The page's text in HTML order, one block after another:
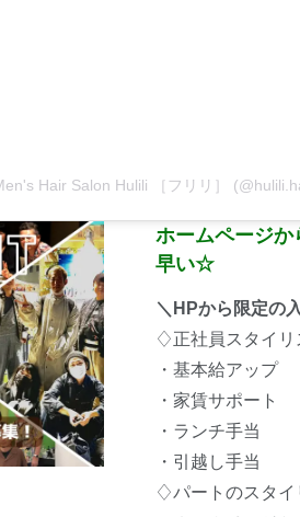
Hair Salon Hulili ［フリリ］
ホームページ
早い☆
＼HPから限定の
♢正社員スタイリ
・基本給アップ
・家賃サポート
・ランチ手当
・引越し手当
♢パートのスタイ